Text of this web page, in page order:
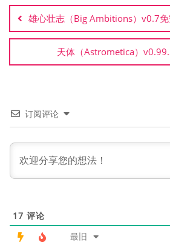
章
导
航
雄心壮志（Big Ambitions）v0.7
天体（Astrometica）
订阅评论
17 评论
最旧